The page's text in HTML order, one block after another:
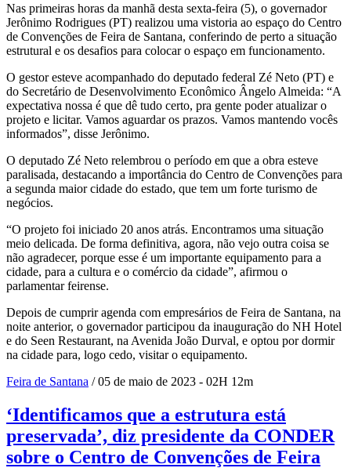
Nas primeiras horas da manhã desta sexta-feira (5), o governador
Jerônimo Rodrigues (PT) realizou uma vistoria ao espaço do Centro
de Convenções de Feira de Santana, conferindo de perto a situação
estrutural e os desafios para colocar o espaço em funcionamento.
O gestor esteve acompanhado do deputado federal Zé Neto (PT) e
do Secretário de Desenvolvimento Econômico Ângelo Almeida: “A
expectativa nossa é que dê tudo certo, pra gente poder atualizar o
projeto e licitar. Vamos aguardar os prazos. Vamos mantendo vocês
informados”, disse Jerônimo.
O deputado Zé Neto relembrou o período em que a obra esteve
paralisada, destacando a importância do Centro de Convenções para
a segunda maior cidade do estado, que tem um forte turismo de
negócios.
“O projeto foi iniciado 20 anos atrás. Encontramos uma situação
meio delicada. De forma definitiva, agora, não vejo outra coisa se
não agradecer, porque esse é um importante equipamento para a
cidade, para a cultura e o comércio da cidade”, afirmou o
parlamentar feirense.
Depois de cumprir agenda com empresários de Feira de Santana, na
noite anterior, o governador participou da inauguração do NH Hotel
e do Seen Restaurant, na Avenida João Durval, e optou por dormir
na cidade para, logo cedo, visitar o equipamento.
Feira de Santana / 05 de maio de 2023 - 02H 12m
‘Identificamos que a estrutura está
preservada’, diz presidente da CONDER
sobre o Centro de Convenções de Feira